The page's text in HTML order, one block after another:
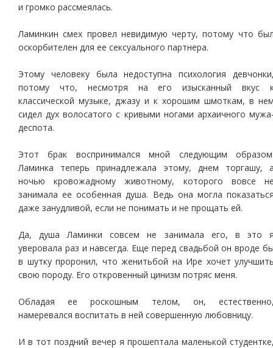
и громко рассмеялась.
Ламинкин смех провел невидимую черту, потому что
оскорбителен для ее сексуального партнера.
Этому человеку была недоступна психология
потому что, несмотря на его изысканный вкус
классической музыке, джазу и к хорошим шмоткам, в
сидел дух волосатого с кривыми ногами архаичного
деспота.
Этот брак воспринимался мной следующим
Ламинка теперь принадлежала этому, днем торгашу,
ночью кровожадному животному, которого вовсе
занимала ее особенная душа. Ведь она могла
даже занудливой, если не понимать и не прощать ей.
Да, душа Ламинки совсем не занимала его, в это
уверовала раз и навсегда. Еще перед свадьбой он вроде
в шутку проронил, что женитьбой на Ире хочет
свою породу. Его откровенный цинизм потряс меня.
Обладая ее роскошным телом, он,
намеревался воспитать в ней совершенную любовницу.
И в тот поздний вечер я прошептала маленькой